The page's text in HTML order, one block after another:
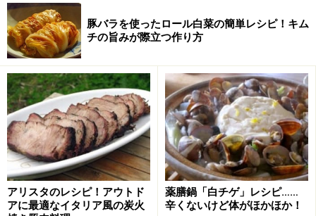
豚バラを使ったロール白菜の簡単レシピ！キム
チの旨みが際立つ作り方
アリスタのレシピ！アウトド
アに最適なイタリア風の炭火
薬膳鍋「白チゲ」レシピ……
辛くないけど体がほかほか！